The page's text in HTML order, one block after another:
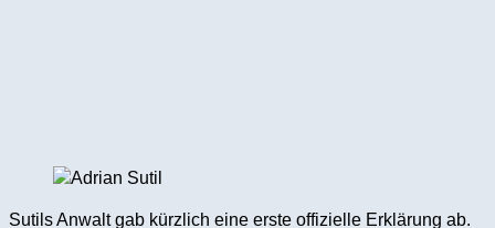
Sutils Anwalt gab kürzlich eine erste offizielle Erklärung ab.